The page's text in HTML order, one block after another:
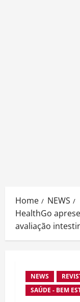
Home
NEWS
HealthGo
avaliação
NEWS
SAÚDE - BEM